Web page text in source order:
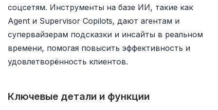
соцсетям. Инструменты на базе ИИ, такие как
Agent и Supervisor Copilots, дают агентам и
супервайзерам подсказки и инсайты в реальном
времени, помогая повысить эффективность и
удовлетворённость клиентов.
Ключевые детали и функции